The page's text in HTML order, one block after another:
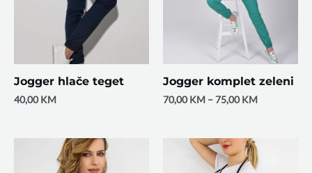
Jogger hlače teget
40,00KM
Jogger komplet zeleni
70,00KM –75,00KM